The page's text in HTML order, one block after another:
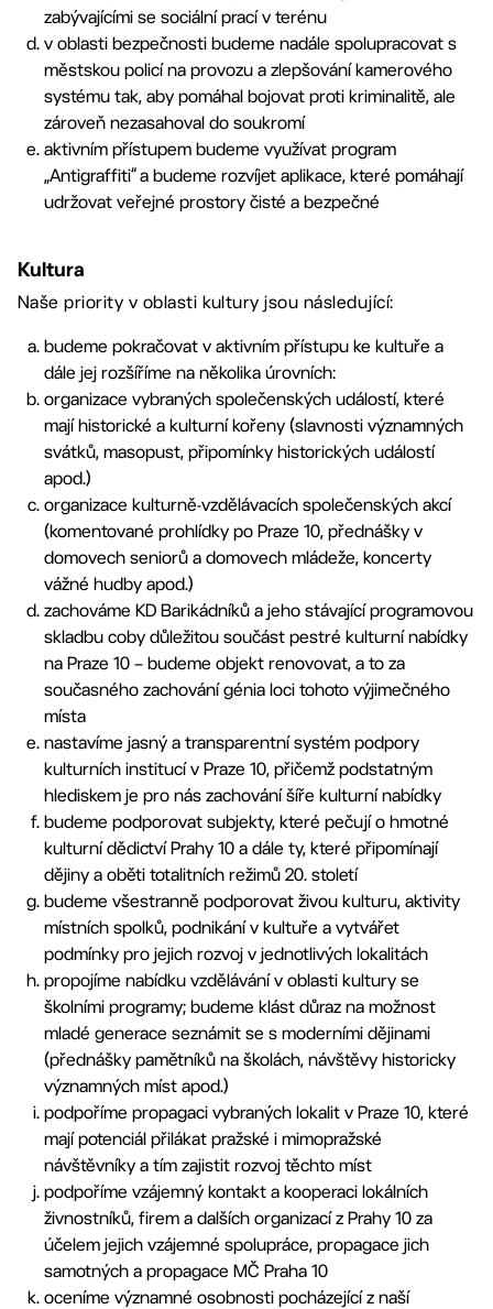
zabývajícími se sociální prací v terénu
v oblasti bezpečnosti budeme nadále spolupracovat s
městskou policí na provozu a zlepšování kamerového
systému tak, aby pomáhal bojovat proti kriminalitě, ale
zároveň nezasahoval do soukromí
aktivním přístupem budeme využívat program
„Antigraffiti“ a budeme rozvíjet aplikace, které pomáhají
udržovat veřejné prostory čisté a bezpečné
Kultura
Naše priority v oblasti kultury jsou následující:
budeme pokračovat v aktivním přístupu ke kultuře a
dále jej rozšíříme na několika úrovních:
organizace vybraných společenských událostí, které
mají historické a kulturní kořeny (slavnosti významných
svátků, masopust, připomínky historických událostí
apod.)
organizace kulturně-vzdělávacích společenských akcí
(komentované prohlídky po Praze 10, přednášky v
domovech seniorů a domovech mládeže, koncerty
vážné hudby apod.)
zachováme KD Barikádníků a jeho stávající programovou
skladbu coby důležitou součást pestré kulturní nabídky
na Praze 10 – budeme objekt renovovat, a to za
současného zachování génia loci tohoto výjimečného
místa
nastavíme jasný a transparentní systém podpory
kulturních institucí v Praze 10, přičemž podstatným
hlediskem je pro nás zachování šíře kulturní nabídky
budeme podporovat subjekty, které pečují o hmotné
kulturní dědictví Prahy 10 a dále ty, které připomínají
dějiny a oběti totalitních režimů 20. století
budeme všestranně podporovat živou kulturu, aktivity
místních spolků, podnikání v kultuře a vytvářet
podmínky pro jejich rozvoj v jednotlivých lokalitách
propojíme nabídku vzdělávání v oblasti kultury se
školními programy; budeme klást důraz na možnost
mladé generace seznámit se s moderními dějinami
(přednášky pamětníků na školách, návštěvy historicky
významných míst apod.)
podpoříme propagaci vybraných lokalit v Praze 10, které
mají potenciál přilákat pražské i mimopražské
návštěvníky a tím zajistit rozvoj těchto míst
podpoříme vzájemný kontakt a kooperaci lokálních
živnostníků, firem a dalších organizací z Prahy 10 za
účelem jejich vzájemné spolupráce, propagace jich
samotných a propagace MČ Praha 10
oceníme významné osobnosti pocházející z naší